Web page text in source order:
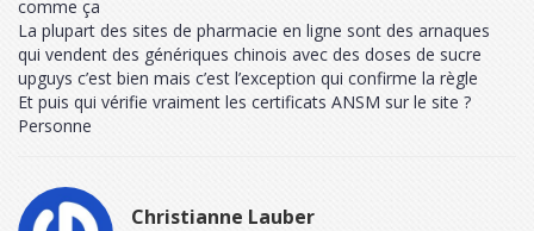
comme ça
La plupart des sites de pharmacie en ligne sont des arnaques
qui vendent des génériques chinois avec des doses de sucre
upguys c’est bien mais c’est l’exception qui confirme la règle
Et puis qui vérifie vraiment les certificats ANSM sur le site ?
Personne
Christianne Lauber